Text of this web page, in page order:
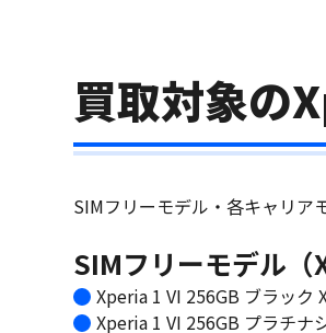
買取対象の
SIMフリーモデル・各キャリア
SIMフリーモデル（
Xperia 1 VI 256GB ブラック
Xperia 1 VI 256GB プラチナ